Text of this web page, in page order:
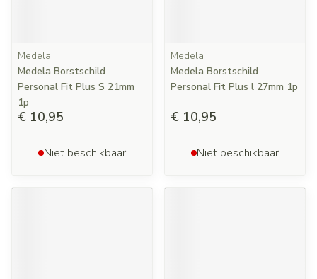
Medela
Medela Borstschild
Personal Fit Plus S 21mm
1p
€ 10,95
Niet beschikbaar
Medela
Medela Borstschild
Personal Fit Plus l 27mm 1p
€ 10,95
Niet beschikbaar